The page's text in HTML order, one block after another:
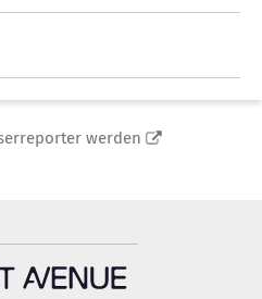
werden